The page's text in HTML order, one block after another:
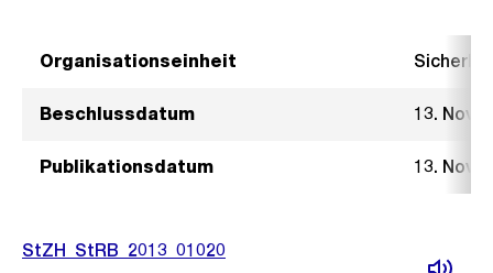
Organisationseinheit
Beschlussdatum 13.
Publikationsdatum 13.
StZH_StRB_2013_01020